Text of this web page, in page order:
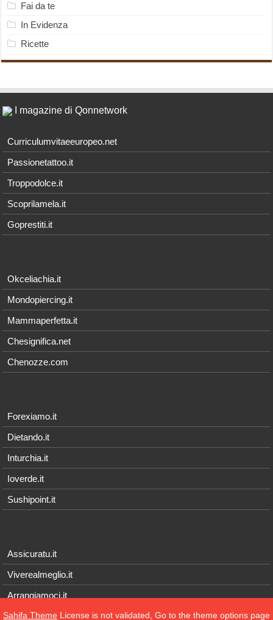
Fai da te
In Evidenza
Ricette
I magazine di Qonnetwork
Curriculumvitaeeuropeo.net
Passionetattoo.it
Troppodolce.it
Scoprilamela.it
Goprestiti.it
Okceliachia.it
Mondopiercing.it
Mammaperfetta.it
Chesignifica.net
Chenozze.com
Forexiamo.it
Dietando.it
Inturchia.it
Ioverde.it
Sushipoint.it
Assicuratu.it
Viverealmeglio.it
Arrangiamoci.it
Tecnichef.it
Sahifa Theme License is not validated, Go to the theme options page